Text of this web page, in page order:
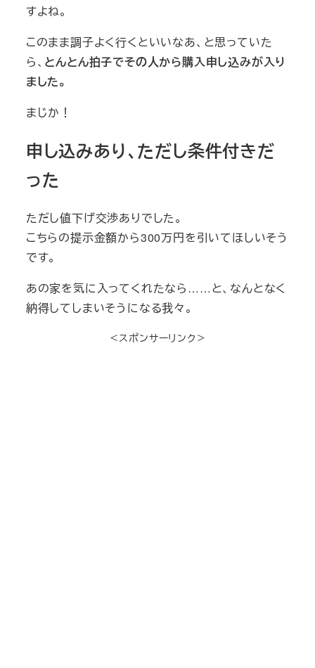
すよね。
このまま調子よく行くといいなあ、と思っていた
ら、 とんとん拍子でその人から購入申し込みが入り
ました。
まじか！
申し込みあり、ただし条件付きだ
った
ただし値下げ交渉ありでした。
こちらの提示金額から300万円を引いてほしいそう
です。
あの家を気に入ってくれたなら……と、なんとなく
納得してしまいそうになる我々。
＜スポンサーリンク＞